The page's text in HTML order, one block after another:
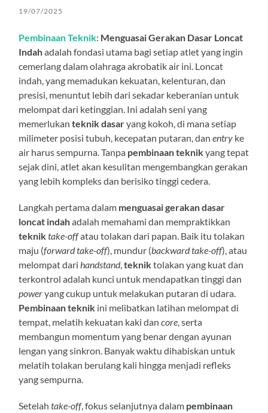
19/07/2025
Pembinaan Teknik: Menguasai Gerakan Dasar Loncat
Indahadalah fondasi utama bagi setiap atlet yang ingin
cemerlang dalam olahraga akrobatik air ini. Loncat
indah, yang memadukan kekuatan, kelenturan, dan
presisi, menuntut lebih dari sekadar keberanian untuk
melompat dari ketinggian. Ini adalah seni yang
memerlukanteknik dasaryang kokoh, di mana setiap
milimeter posisi tubuh, kecepatan putaran, danentry ke
air harus sempurna. Tanpa pembinaan teknikyang tepat
sejak dini, atlet akan kesulitan mengembangkan gerakan
yang lebih kompleks dan berisiko tinggi cedera.
Langkah pertama dalam menguasai gerakan dasar
loncat indahadalah memahami dan mempraktikkan
tekniktake-offatau tolakan dari papan. Baik itu tolakan
maju (forward take-off), mundur (backward take-off), atau
melompat dari handstand,tekniktolakan yang kuat dan
terkontrol adalah kunci untuk mendapatkan tinggi dan
poweryang cukup untuk melakukan putaran di udara.
Pembinaan teknik ini melibatkan latihan melompat di
tempat, melatih kekuatan kaki dancore , serta
membangun momentum yang benar dengan ayunan
lengan yang sinkron. Banyak waktu dihabiskan untuk
melatih tolakan berulang kali hingga menjadi refleks
yang sempurna.
Setelahtake-off, fokus selanjutnya dalam pembinaan